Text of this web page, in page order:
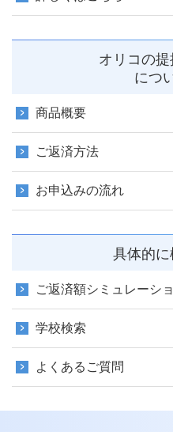
オリコの
につ
商品概要
ご返済方法
お申込みの流れ
具体的
ご返済額シミュレーシ
学校検索
よくあるご質問